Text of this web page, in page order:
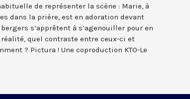
de représenter la scène : Marie, à
dans la prière, est en adoration devant
s’apprêtent à s’agenouiller pour en
quel contraste entre ceux-ci et
? Pictura ! Une coproduction KTO-Le